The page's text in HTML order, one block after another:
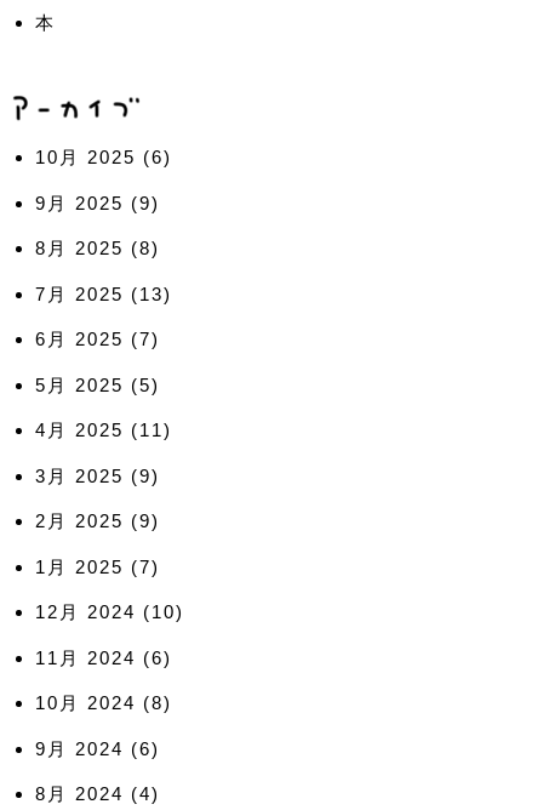
本
10月 2025 (6)
9月 2025 (9)
8月 2025 (8)
7月 2025 (13)
6月 2025 (7)
5月 2025 (5)
4月 2025 (11)
3月 2025 (9)
2月 2025 (9)
1月 2025 (7)
12月 2024 (10)
11月 2024 (6)
10月 2024 (8)
9月 2024 (6)
8月 2024 (4)